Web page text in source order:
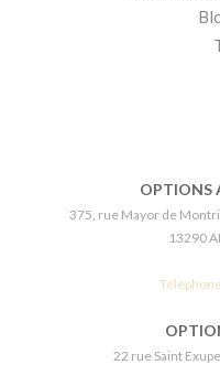
OPTIONS
375, rue Mayor de
13290
22 rue Saint